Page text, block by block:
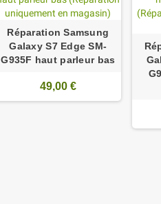
Réparation Samsung
Galaxy S7 Edge SM-
G935F haut parleur bas
49,00 €